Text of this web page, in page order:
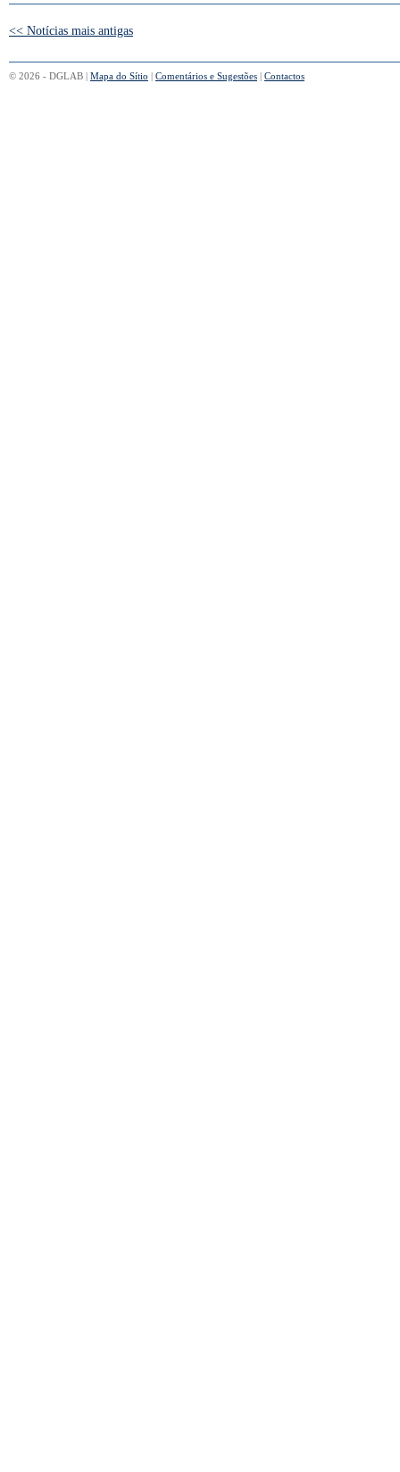
<< Notícias mais antigas
© 2026 - DGLAB | Mapa do Sítio | Comentários e Sugestões | Contactos